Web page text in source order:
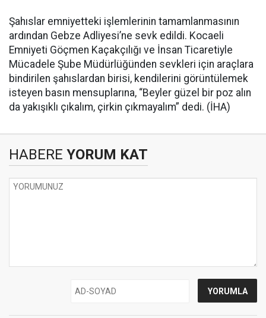
Şahıslar emniyetteki işlemlerinin tamamlanmasının
ardından Gebze Adliyesi’ne sevk edildi. Kocaeli
Emniyeti Göçmen Kaçakçılığı ve İnsan Ticaretiyle
Mücadele Şube Müdürlüğünden sevkleri için araçlara
bindirilen şahıslardan birisi, kendilerini görüntülemek
isteyen basın mensuplarına, “Beyler güzel bir poz alın
da yakışıklı çıkalım, çirkin çıkmayalım” dedi. (İHA)
HABERE YORUM KAT